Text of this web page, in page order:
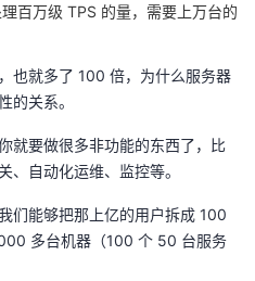
百万级 TPS 的量，需要上万台的
也就多了 100 倍，为什么服务器
的关系。
就要做很多非功能的东西了，比
、自动化运维、监控等。
们能够把那上亿的用户拆成 100
多台机器（100 个 50 台服务